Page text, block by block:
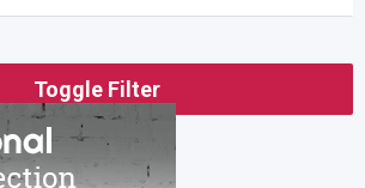
Toggle Filter